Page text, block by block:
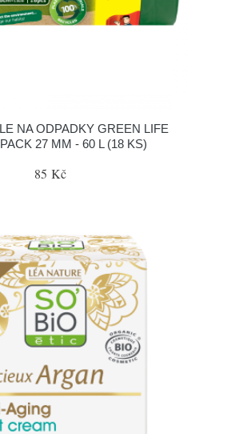
NA ODPADKY GREEN LIFE
27 ΜM - 60 L (18 KS)
85 Kč